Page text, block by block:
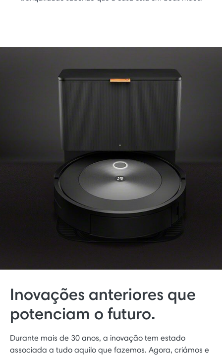
Inovações anteriores que
potenciam o futuro.
Durante mais de 30 anos, a inovação tem estado
associada a tudo aquilo que fazemos. Agora, criámos e